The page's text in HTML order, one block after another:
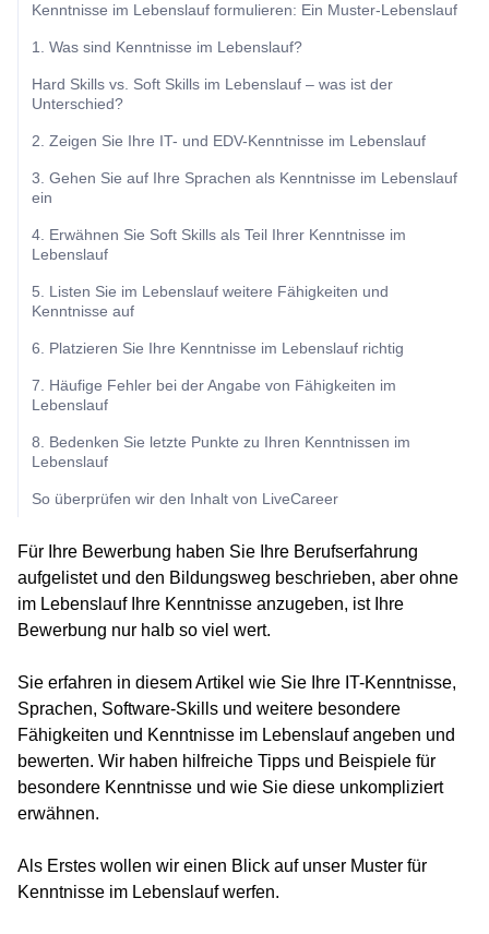
Kenntnisse im Lebenslauf formulieren: Ein Muster-Lebenslauf
1. Was sind Kenntnisse im Lebenslauf?
Hard Skills vs. Soft Skills im Lebenslauf – was ist der
Unterschied?
2. Zeigen Sie Ihre IT- und EDV-Kenntnisse im Lebenslauf
3. Gehen Sie auf Ihre Sprachen als Kenntnisse im Lebenslauf
ein
4. Erwähnen Sie Soft Skills als Teil Ihrer Kenntnisse im
Lebenslauf
5. Listen Sie im Lebenslauf weitere Fähigkeiten und
Kenntnisse auf
6. Platzieren Sie Ihre Kenntnisse im Lebenslauf richtig
7. Häufige Fehler bei der Angabe von Fähigkeiten im
Lebenslauf
8. Bedenken Sie letzte Punkte zu Ihren Kenntnissen im
Lebenslauf
So überprüfen wir den Inhalt von LiveCareer
Für Ihre Bewerbung haben Sie Ihre Berufserfahrung
aufgelistet und den Bildungsweg beschrieben, aber ohne
im Lebenslauf Ihre Kenntnisse anzugeben, ist Ihre
Bewerbung nur halb so viel wert.
Sie erfahren in diesem Artikel wie Sie Ihre IT-Kenntnisse,
Sprachen, Software-Skills und weitere besondere
Fähigkeiten und Kenntnisse im Lebenslauf angeben und
bewerten. Wir haben hilfreiche Tipps und Beispiele für
besondere Kenntnisse und wie Sie diese unkompliziert
erwähnen.
Als Erstes wollen wir einen Blick auf unser Muster für
Kenntnisse im Lebenslauf werfen.